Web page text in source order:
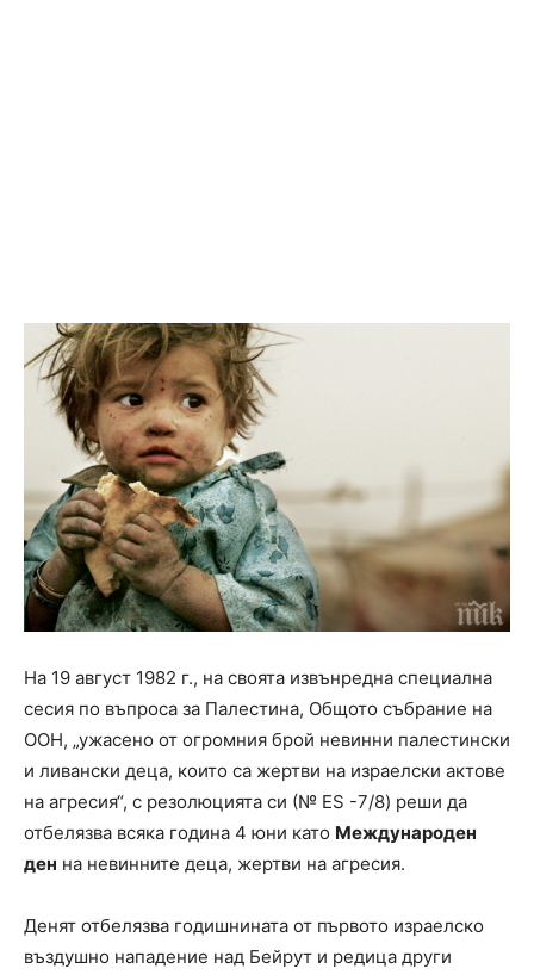
На 19 август 1982 г., на своята извънредна специална
сесия по въпроса за Палестина, Общото събрание на
ООН, „ужасено от огромния брой невинни палестински
и ливански деца, които са жертви на израелски актове
на агресия“, с резолюцията си (№ ES -7/8) реши да
отбелязва всяка година 4 юни като Международен
ден на невинните деца, жертви на агресия.
Денят отбелязва годишнината от първото израелско
въздушно нападение над Бейрут и редица други